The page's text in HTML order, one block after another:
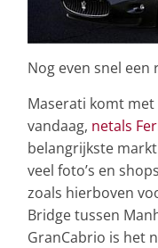
Nog even snel een
Maserati komt
vandaag, netals
belangrijkste
veel foto’s en
zoals hierboven
Bridge tussen
GranCabrio is het